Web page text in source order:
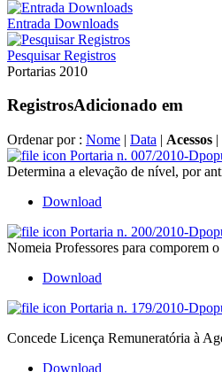
Entrada Downloads
Pesquisar Registros
Portarias 2010
RegistrosAdicionado em
Ordenar por : Nome | Data | Acessos |
Portaria n. 007/2010-D
Determina a elevação de nível, por
Download
Portaria n. 200/2010-D
Nomeia Professores para comporem
Download
Portaria n. 179/2010-D
Concede Licença Remuneratória à
Download